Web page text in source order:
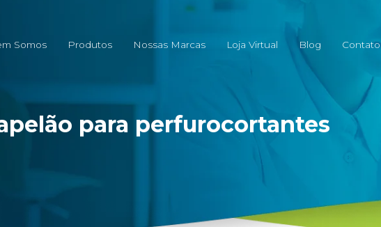
Somos Produtos Nossas Marcas Loja Virtual Blog Contato
para perfurocortantes